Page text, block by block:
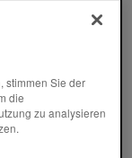
stimmen Sie der
die
zu analysieren